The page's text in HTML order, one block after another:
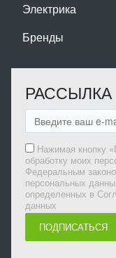
Электрика
Бренды
РАССЫЛКА
Нажимая кнопку
обработку моих
Федеральным
персональных
определенных в
данных
ПОДПИСАТЬСЯ